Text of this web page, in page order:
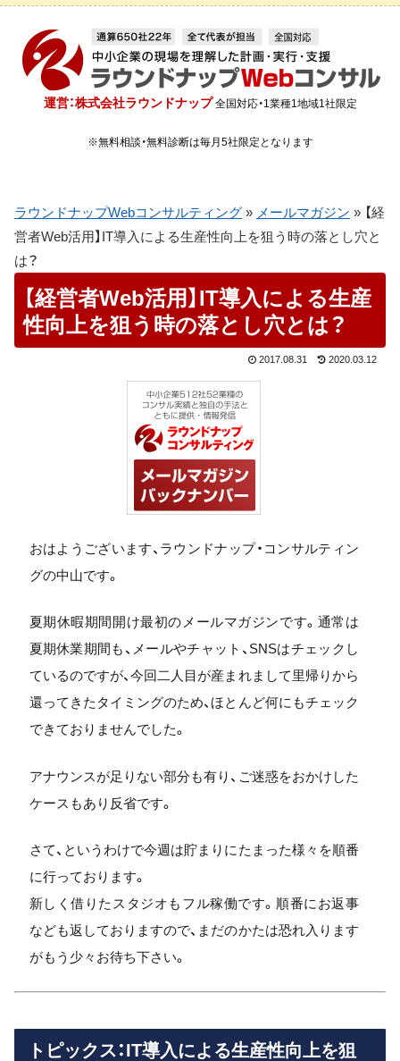
運営：株式会社ラウンドナップ 全国対応・1業種1地域1社限定
※無料相談・無料診断は毎月5社限定となります
ラウンドナップWebコンサルティング » メールマガジン » 【経
営者Web活用】IT導入による生産性向上を狙う時の落とし穴と
は？
【経営者Web活用】IT導入による生産
性向上を狙う時の落とし穴とは？
2017.08.31 2020.03.12
おはようございます、ラウンドナップ・コンサルティン
グの中山です。
夏期休暇期間開け最初のメールマガジンです。通常は
夏期休業期間も、メールやチャット、SNSはチェックし
ているのですが、今回二人目が産まれまして里帰りから
還ってきたタイミングのため、ほとんど何にもチェック
できておりませんでした。
アナウンスが足りない部分も有り、ご迷惑をおかけした
ケースもあり反省です。
さて、というわけで今週は貯まりにたまった様々を順番
に行っております。
新しく借りたスタジオもフル稼働です。順番にお返事
なども返しておりますので、まだのかたは恐れ入ります
がもう少々お待ち下さい。
トピックス：IT導入による生産性向上を狙